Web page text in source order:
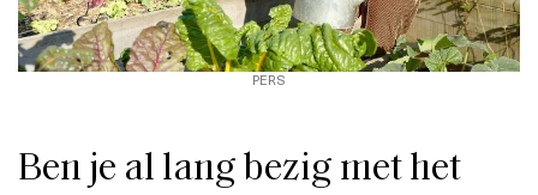
PERS
Ben je al lang bezig met het